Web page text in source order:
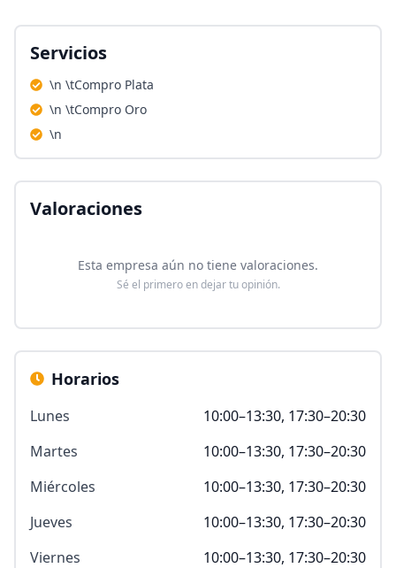
Servicios
\n \tCompro Plata
\n \tCompro Oro
\n
Valoraciones
Esta empresa aún no tiene valoraciones.
Sé el primero en dejar tu opinión.
Horarios
Lunes
10:00–13:30, 17:30–20:30
Martes
10:00–13:30, 17:30–20:30
Miércoles
10:00–13:30, 17:30–20:30
Jueves
10:00–13:30, 17:30–20:30
Viernes
10:00–13:30, 17:30–20:30